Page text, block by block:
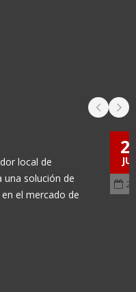
local de
una solución de
el mercado de